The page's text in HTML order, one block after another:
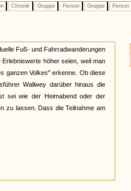
Chronik Gruppe Person Gruppe Person
Fuß- und Fahrradwanderungen
höher seien, weil man
ganzen Volkes" erkenne. Ob diese
Wallwey darüber hinaus die
sei wie der Heimabend oder der
zu lassen. Dass die Teilnahme am